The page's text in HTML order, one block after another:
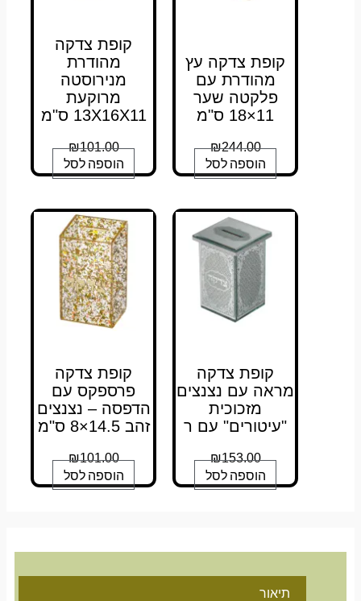
קופת צדקה עץ
מהודרת עם
פלקטה שער
₪244.00
הוספה לסל
קופת צדקה
מהודרת
מנירוסטה
מרוקעת
13X16X11 ס"מ
₪101.00
הוספה לסל
קופת צדקה
מראה עם נצנצים
מזכוכית
"עיטורים" עם ר
₪153.00
הוספה לסל
קופת צדקה
פרספקס עם
הדפסה – נצנצים
₪101.00
הוספה לסל